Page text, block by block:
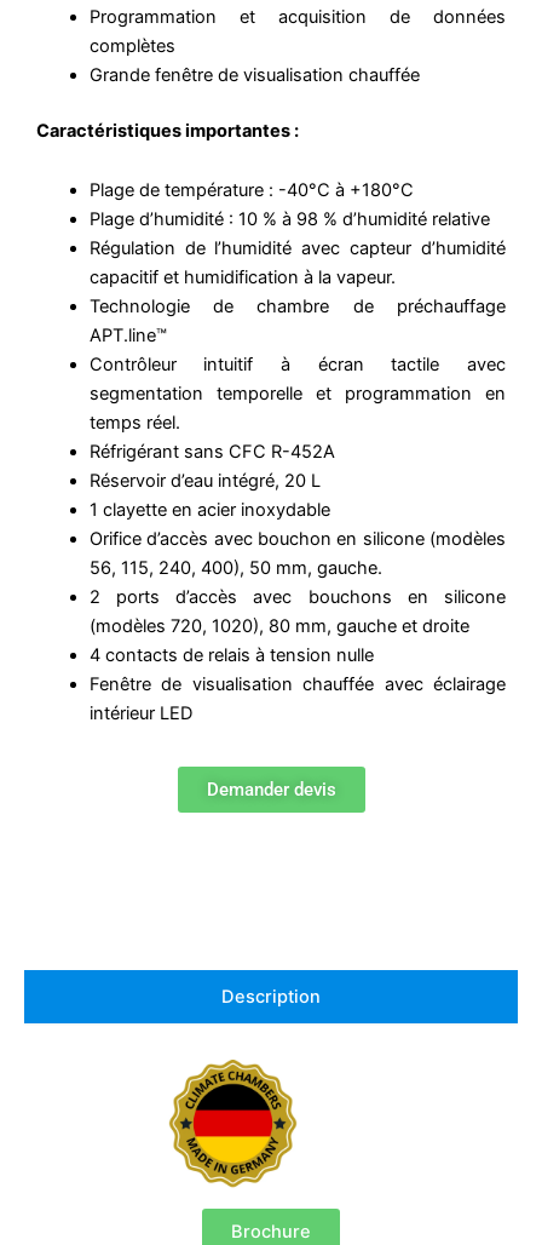
Programmation et acquisition de données
complètes
Grande fenêtre de visualisation chauffée
Caractéristiques importantes :
Plage de température : -40°C à +180°C
Plage d’humidité : 10 % à 98 % d’humidité relative
Régulation de l’humidité avec capteur d’humidité
capacitif et humidification à la vapeur.
Technologie de chambre de préchauffage
APT.line™
Contrôleur intuitif à écran tactile avec
segmentation temporelle et programmation en
temps réel.
Réfrigérant sans CFC R-452A
Réservoir d’eau intégré, 20 L
1 clayette en acier inoxydable
Orifice d’accès avec bouchon en silicone (modèles
56, 115, 240, 400), 50 mm, gauche.
2 ports d’accès avec bouchons en silicone
(modèles 720, 1020), 80 mm, gauche et droite
4 contacts de relais à tension nulle
Fenêtre de visualisation chauffée avec éclairage
intérieur LED
Demander devis
Description
Brochure